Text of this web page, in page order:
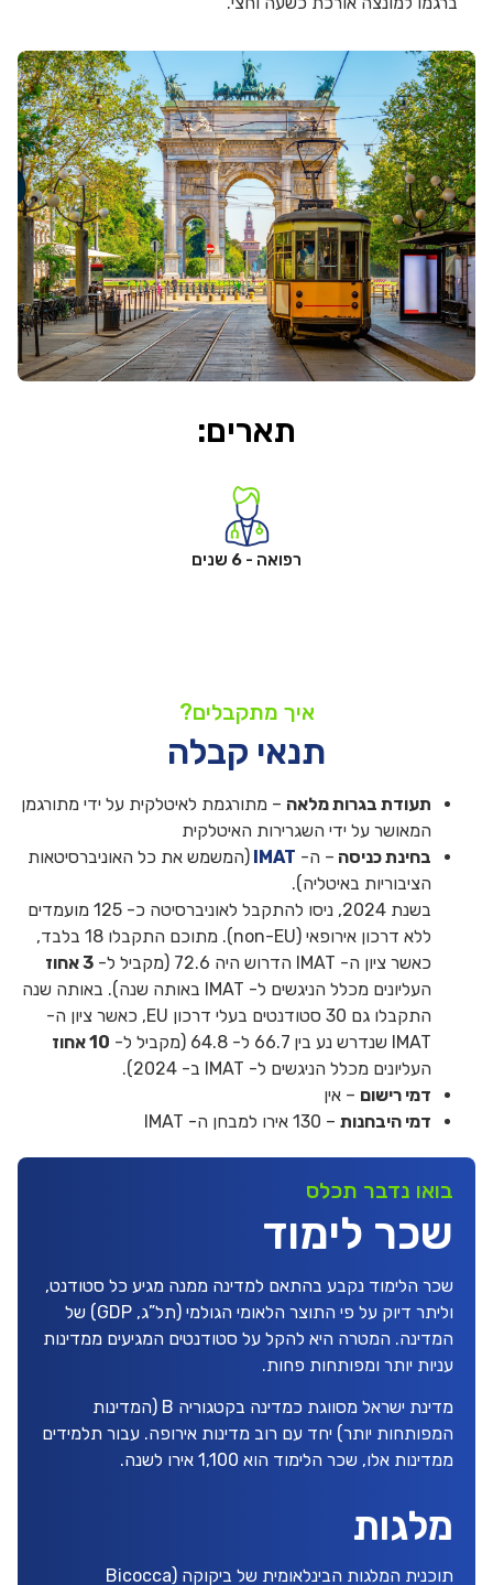
תארים:
רפואה - 6 שנים
איך מתקבלים?
תנאי קבלה
תעודת בגרות מלאה – מתורגמת לאיטלקית על ידי מתורגמן
המאושר על ידי השגרירות האיטלקית
בחינת כניסה – ה- IMAT (המשמש את כל האוניברסיטאות
הציבוריות באיטליה).
בשנת 2024, ניסו להתקבל לאוניברסיטה כ- 125 מועמדים
ללא דרכון אירופאי (non-EU). מתוכם התקבלו 18 בלבד,
כאשר ציון ה- IMAT הדרוש היה 72.6 (מקביל ל-
3 אחוז
העליונים מכלל הניגשים ל- IMAT באותה שנה). באותה שנה
התקבלו גם 30 סטודנטים בעלי דרכון EU, כאשר ציון ה-
IMAT שנדרש נע בין 66.7 ל- 64.8 (מקביל ל-
10 אחוז
העליונים מכלל הניגשים ל- IMAT ב- 2024).
דמי רישום – אין
דמי היבחנות – 130 אירו למבחן ה- IMAT
בואו נדבר תכלס
שכר לימוד
שכר הלימוד נקבע בהתאם למדינה ממנה מגיע כל סטודנט,
וליתר דיוק על פי התוצר הלאומי הגולמי (תל”ג, GDP) של
המדינה. המטרה היא להקל על סטודנטים המגיעים ממדינות
עניות יותר ומפותחות פחות.
מדינת ישראל מסווגת כמדינה בקטגוריה B (המדינות
המפותחות יותר) יחד עם רוב מדינות אירופה. עבור תלמידים
ממדינות אלו, שכר הלימוד הוא 1,100 אירו לשנה.
מלגות
תוכנית המלגות הבינלאומית של ביקוקה (Bicocca